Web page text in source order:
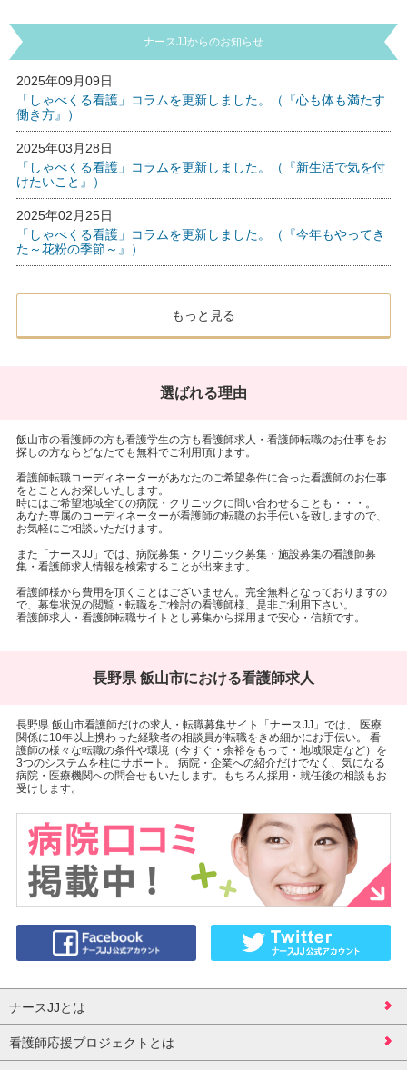
ナースJJからのお知らせ
2025年09月09日
「しゃべくる看護」コラムを更新しました。（『心も体も満たす
働き方』）
2025年03月28日
「しゃべくる看護」コラムを更新しました。（『新生活で気を付
けたいこと』）
2025年02月25日
「しゃべくる看護」コラムを更新しました。（『今年もやってき
た～花粉の季節～』）
もっと見る
選ばれる理由
飯山市の看護師の方も看護学生の方も看護師求人・看護師転職のお仕事をお
探しの方ならどなたでも無料でご利用頂けます。
看護師転職コーディネーターがあなたのご希望条件に合った看護師のお仕事
をとことんお探しいたします。
時にはご希望地域全ての病院・クリニックに問い合わせることも・・・。
あなた専属のコーディネーターが看護師の転職のお手伝いを致しますので、
お気軽にご相談いただけます。
また「ナースJJ」では、病院募集・クリニック募集・施設募集の看護師募
集・看護師求人情報を検索することが出来ます。
看護師様から費用を頂くことはございません。完全無料となっておりますの
で、募集状況の閲覧・転職をご検討の看護師様、是非ご利用下さい。
看護師求人・看護師転職サイトとし募集から採用まで安心・信頼です。
長野県 飯山市における看護師求人
長野県 飯山市看護師だけの求人・転職募集サイト「ナースJJ」では、 医療
関係に10年以上携わった経験者の相談員が転職をきめ細かにお手伝い。 看
護師の様々な転職の条件や環境（今すぐ・余裕をもって・地域限定など）を
3つのシステムを柱にサポート。 病院・企業への紹介だけでなく、気になる
病院・医療機関への問合せもいたします。もちろん採用・就任後の相談もお
受けします。
ナースJJとは
看護師応援プロジェクトとは